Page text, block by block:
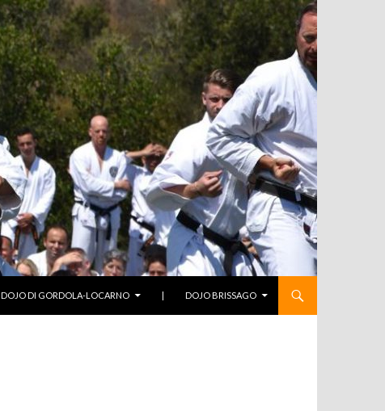
DOJO DI GORDOLA-LOCARNO | DOJO BRISSAGO